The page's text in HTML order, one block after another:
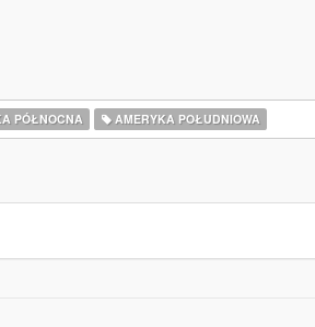
PÓŁNOCNA AMERYKA POŁUDNIOWA